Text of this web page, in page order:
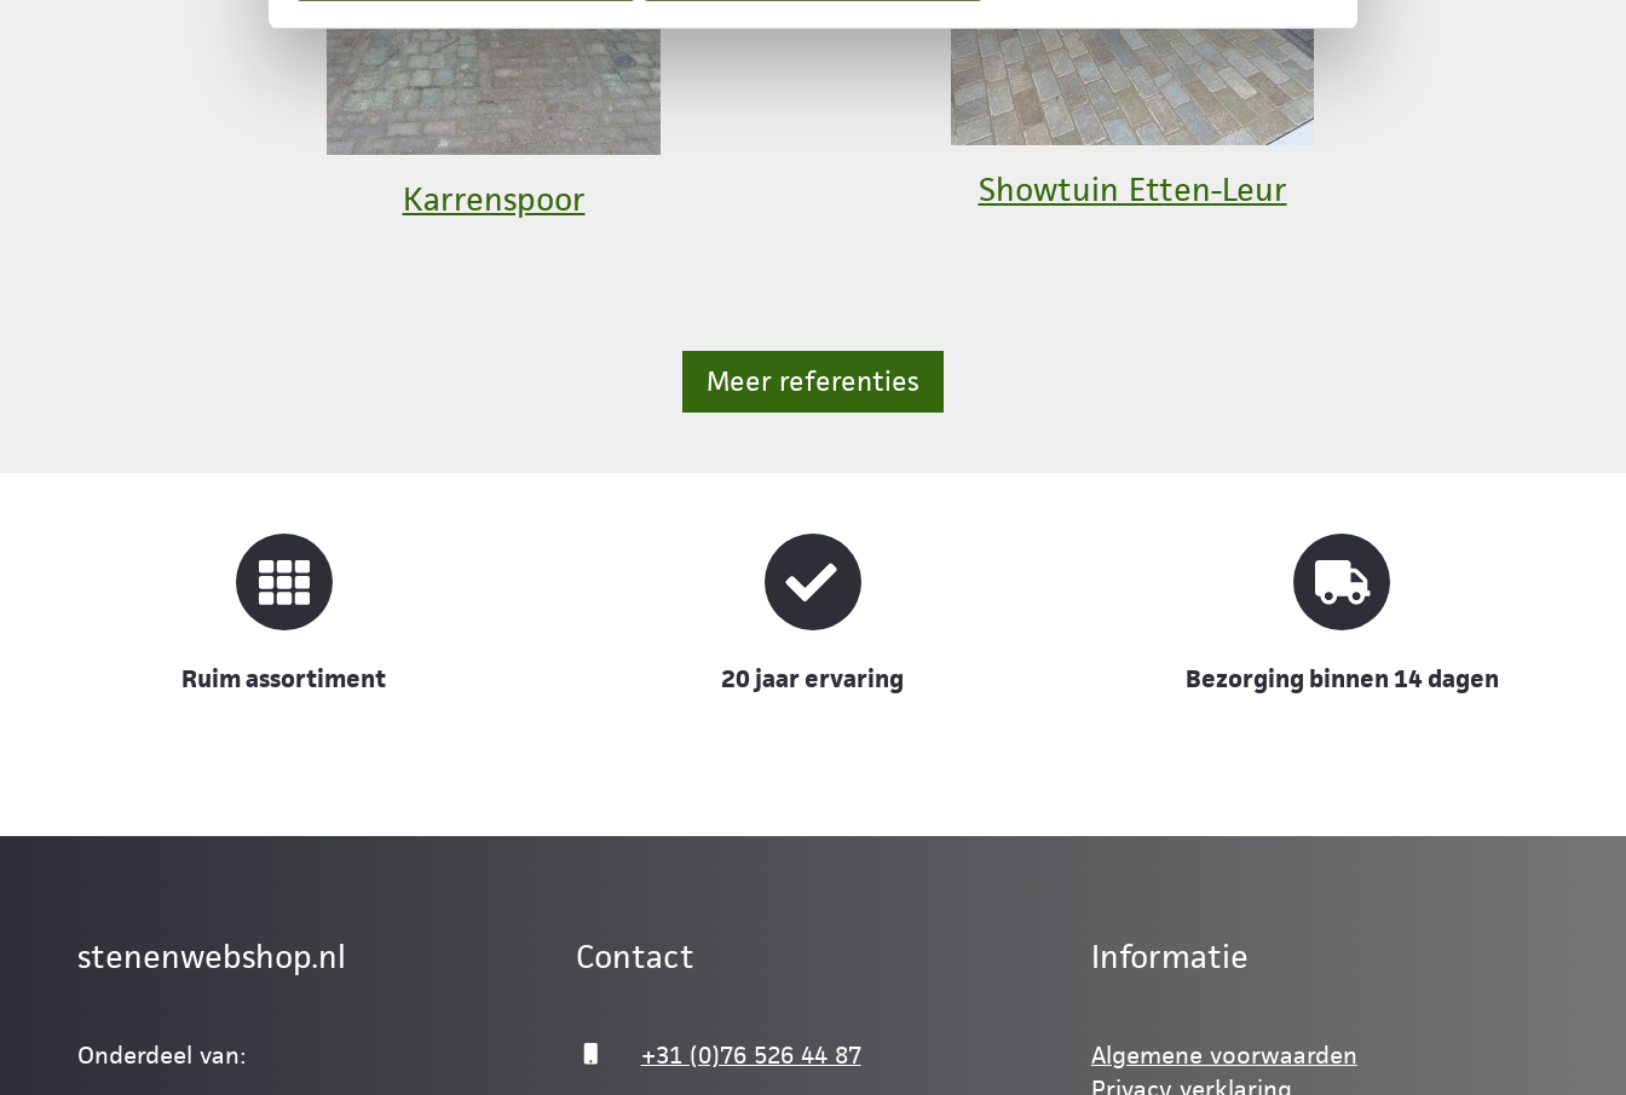
Karrenspoor Showtuin Etten-Leur
Meer referenties
Ruim assortiment 20 jaar ervaring Bezorging binnen 14 dagen
stenenwebshop.nl
Onderdeel van:
Contact
+31 (0)76 526 44 87
Informatie
Algemene voorwaarden